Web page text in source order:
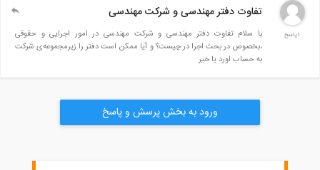
تفاوت دفتر مهندسی و شرکت مهندسی
با سلام تفاوت دفتر مهندسی و شرکت مهندسی در امور اجرایی و حقوقی
،بخصوص در بحث اجرا در چیست؟ و آیا ممکن است دفتر را زیرمجموعه‌ی شرکت
به حساب اورد یا خیر
ورود به بخش پرسش و پاسخ